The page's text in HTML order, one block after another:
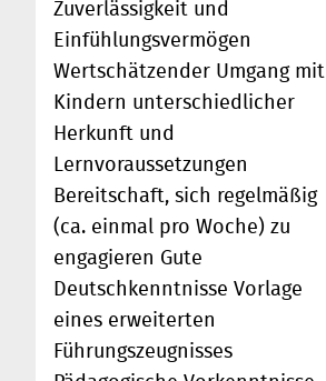
Zuverlässigkeit und
Einfühlungsvermögen
Wertschätzender Umgang mit
Kindern unterschiedlicher
Herkunft und
Lernvoraussetzungen
Bereitschaft, sich regelmäßig
(ca. einmal pro Woche) zu
engagieren Gute
Deutschkenntnisse Vorlage
eines erweiterten
Führungszeugnisses